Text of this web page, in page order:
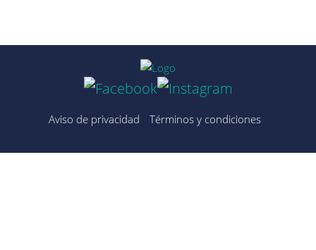
Aviso de privacidad Términos y condiciones